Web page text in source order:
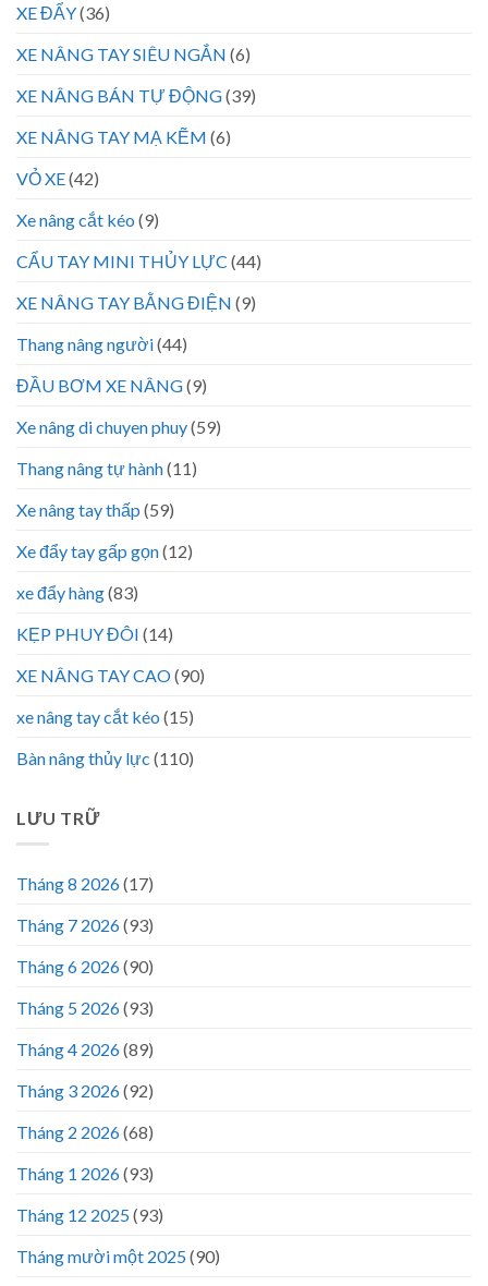
XE ĐẨY(36)
XE NÂNG TAY SIÊU NGẮN (6)
XE NÂNG BÁN TỰ ĐỘNG(39)
XE NÂNG TAY MẠ KẼM (6)
VỎ XE(42)
Xe nâng cắt kéo (9)
CẨU TAY MINI THỦY LỰC (44)
XE NÂNG TAY BẰNG ĐIỆN (9)
Thang nâng người(44)
ĐẦU BƠM XE NÂNG(9)
Xe nâng di chuyen phuy(59)
Thang nâng tự hành(11)
Xe nâng tay thấp (59)
Xe đẩy tay gấp gọn(12)
xe đẩy hàng(83)
KẸP PHUY ĐÔI (14)
XE NÂNG TAY CAO(90)
xe nâng tay cắt kéo (15)
Bàn nâng thủy lực (110)
LƯU TRỮ
Tháng 8 2026(17)
Tháng 7 2026(93)
Tháng 6 2026(90)
Tháng 5 2026(93)
Tháng 4 2026(89)
Tháng 3 2026(92)
Tháng 2 2026(68)
Tháng 1 2026(93)
Tháng 12 2025(93)
Tháng mười một 2025(90)